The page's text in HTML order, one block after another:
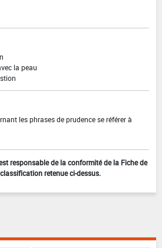
la peau
les phrases de prudence se référer à
responsable de la conformité de la Fiche de
retenue ci-dessus.